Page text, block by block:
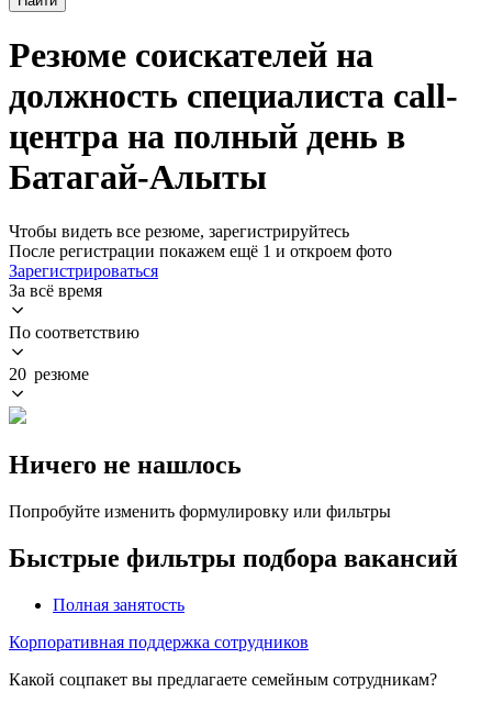
Резюме соискателей на
должность специалиста call-
центра на полный день в
Батагай-Алыты
Чтобы видеть все резюме, зарегистрируйтесь
После регистрации покажем ещё 1 и откроем фото
Зарегистрироваться
За всё время
По соответствию
20 резюме
Ничего не нашлось
Попробуйте изменить формулировку или фильтры
Быстрые фильтры подбора вакансий
Полная занятость
Корпоративная поддержка сотрудников
Какой соцпакет вы предлагаете семейным сотрудникам?